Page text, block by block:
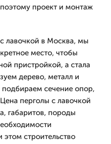
проект и монтаж
лавочкой в Москва, мы
место, чтобы
пристройкой, а стала
дерево, металл и
сечение опор,
перголы с лавочкой
габаритов, породы
строительство